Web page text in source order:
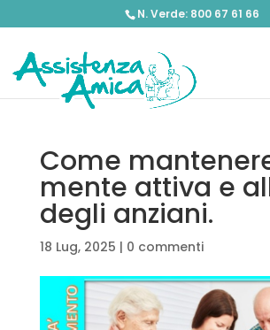
N. Verde: 800 67 61 66
Come
mente attiva e
degli anziani.
18 Lug, 2025 | 0 commenti